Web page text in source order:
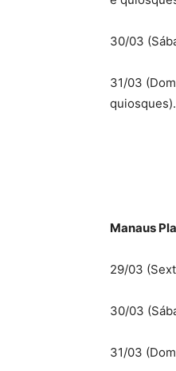
30/03
31/03
quiosques).
Manaus
29/03
30/03
31/03